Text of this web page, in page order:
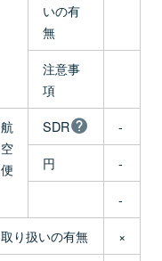
いの有
無
注意事
項
航
空
便
SDR
-
円
-
-
取り扱いの有無
×